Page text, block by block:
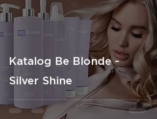
Katalog Be Blonde -
Silver Shine